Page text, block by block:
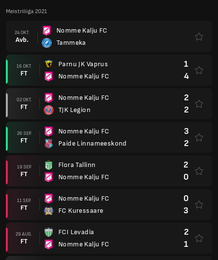
Meistriliiga 2021
24 OKT.
Avb.
Nomme Kalju FC
Tammeka
16 OKT.
FT
Parnu JK Vaprus
Nomme Kalju FC
1
4
02 OKT.
FT
Nomme Kalju FC
TJK Legion
2
2
26 SEP.
FT
Nomme Kalju FC
Paide Linnameeskond
3
2
19 SEP.
FT
Flora Tallinn
Nomme Kalju FC
2
0
11 SEP.
FT
Nomme Kalju FC
FC Kuressaare
0
3
29 AUG.
FT
FCI Levadia
Nomme Kalju FC
2
1